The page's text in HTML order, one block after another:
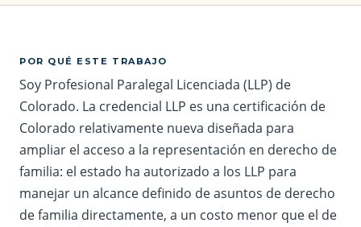
POR QUÉ ESTE TRABAJO
Soy Profesional Paralegal Licenciada (LLP) de
Colorado. La credencial LLP es una certificación de
Colorado relativamente nueva diseñada para
ampliar el acceso a la representación en derecho de
familia: el estado ha autorizado a los LLP para
manejar un alcance definido de asuntos de derecho
de familia directamente, a un costo menor que el de